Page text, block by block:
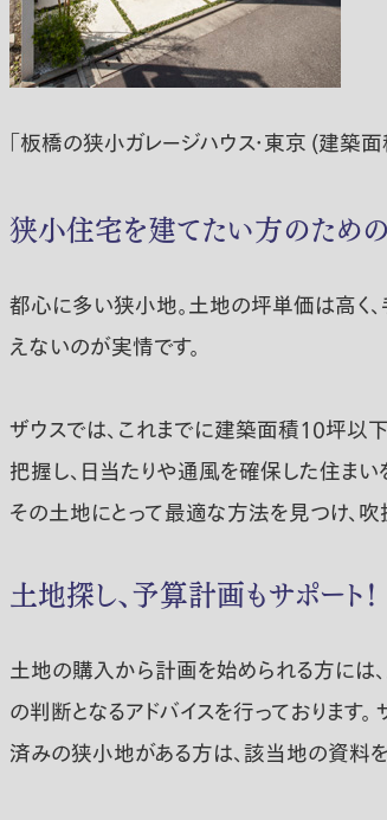
「板橋の狭小ガレージハウス・東京 (建築
狭小住宅を建てたい方のため
都心に多い狭小地。土地の坪単価は高く
えないのが実情です。
ザウスでは、これまでに建築面積10坪以
把握し、日当たりや通風を確保した住まい
その土地にとって最適な方法を見つけ、吹
土地探し、予算計画もサポート！
土地の購入から計画を始められる方には、
の判断となるアドバイスを行っております
済みの狭小地がある方は、該当地の資料